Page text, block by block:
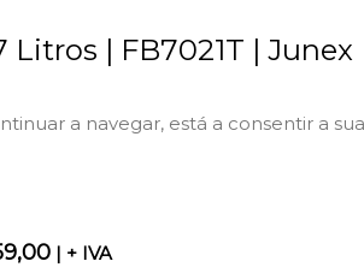
Litros | FB7021T | Junex
a navegar, está a consentir a
| + IVA